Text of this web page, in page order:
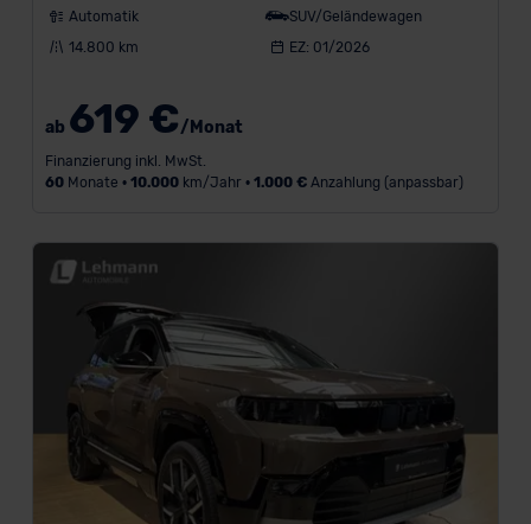
Automatik
SUV/Geländewagen
14.800 km
EZ: 01/2026
ab 619 €/Monat
Finanzierung inkl. MwSt.
60Monate • 10.000km/Jahr • 1.000 €Anzahlung (anpassbar)